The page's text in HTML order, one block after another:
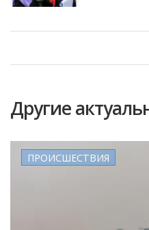
Другие
ПРОИСШЕСТВИЯ